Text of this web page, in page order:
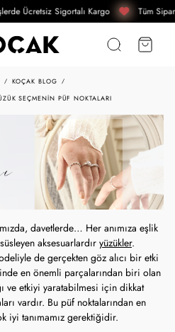
Ücretsiz Sigortalı Kargo Tüm
KOÇAK BLOG
SEÇMENIN PÜF NOKTALARI
davetlerde… Her anımıza eşlik
aksesuarlardır yüzükler.
de gerçekten göz alıcı bir etki
en önemli parçalarından biri olan
ve etkiyi yaratabilmesi için dikkat
vardır. Bu püf noktalarından en
iyi tanımamız gerektiğidir.